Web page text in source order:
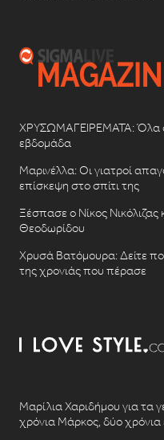
ΧΡΥΣΩΜΑΓΕΙΡΕΜΑΤΑ: Όλα
εβδομάδα
Μαρινέλλα: Οι γιατροί
επίσκεψη στο σπίτι της
Ξέσπασε ο Νίκος
Θεοδωρίδου
Χρυσά Βατόμουρα: Δείτε
της χρονιάς που πέρασε
Μαρίλια Χαριδήμου για τα
χρόνια Μάρκος, δύο χρόνια